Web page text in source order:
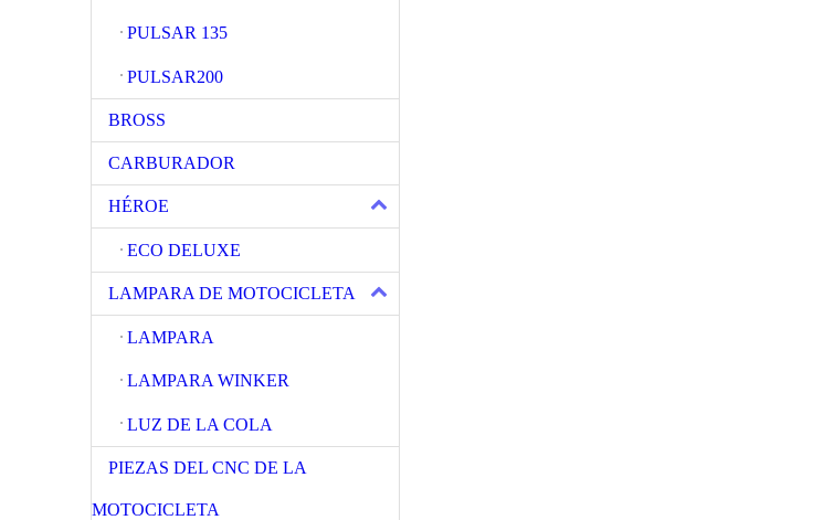
PULSAR 135
PULSAR200
BROSS
CARBURADOR
HÉROE
ECO DELUXE
LAMPARA DE MOTOCICLETA
LAMPARA
LAMPARA WINKER
LUZ DE LA COLA
PIEZAS DEL CNC DE LA
MOTOCICLETA